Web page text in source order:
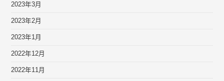
2023年3月
2023年2月
2023年1月
2022年12月
2022年11月